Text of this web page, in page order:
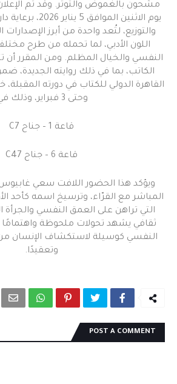
مشحون بالغموض والتوتر. وقد تم
يوم الاثنين
والتوزيع، لتُعد واحدة من أبرز
اللون الأدبي، لما تحمله من طرح
النفسي والخيال المظلم. ومن المقرر أن
الكاتب، بما في ذلك روايته
وحتى 3 فبراير، وذلك في:
قاعة 1 – جناح C7
قاعة 6 – جناح C47
ويؤكد هذا الحضور اللافت سعي غابيوس
المباشر مع القرّاء، وترسيخ اسمه كأحد
التي تراهن على العمق النفسي
ثقافي يشهد تحولات ملحوظة واهتمامًا
النفسي كوسيلة لاستكشاف الإنسان من
وتعقيدًا.
POST A COMMENT